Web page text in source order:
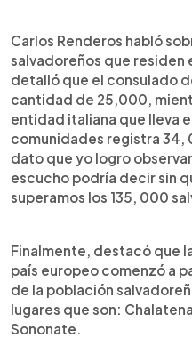
Carlos Renderos habló
salvadoreños que residen
detalló que el consulado
cantidad de 25,000,
entidad italiana que lleva
comunidades registra 34,
dato que yo logro
escucho podría decir sin
superamos los 135, 000
Finalmente, destacó que
país europeo comenzó a
de la población
lugares que son:
Sononate.